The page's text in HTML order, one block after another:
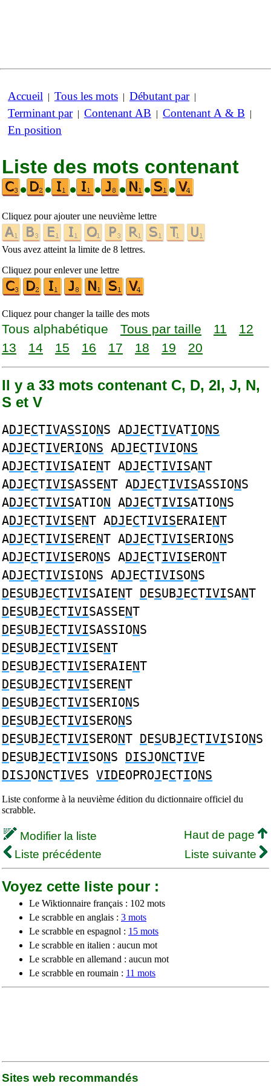
Accueil | Tous les mots | Débutant par|
Terminant par| Contenant AB | Contenant A & B |
En position
Liste des mots contenant
•
• • • • • •
Cliquez pour ajouter une neuvième lettre
Vous avez atteint la limite de 8 lettres.
Cliquez pour enlever une lettre
Cliquez pour changer la taille des mots
Tous alphabétique Tous par taille 11
12
13
14 15 16 17 18 19 20
Il y a 33 mots contenant C, D, 2I, J, N,
S et V
ADJECTIVASSIONS ADJECTIVATIONS
ADJECTIVERIONS ADJECTIVIONS
ADJECTIVISAIENT ADJECTIVISANT
ADJECTIVISASSENT ADJECTIVISASSIONS
ADJECTIVISATION ADJECTIVISATIONS
ADJECTIVISENT ADJECTIVISERAIENT
ADJECTIVISERENT ADJECTIVISERIONS
ADJECTIVISERONS ADJECTIVISERONT
ADJECTIVISIONS ADJECTIVISONS
DESUBJECTIVISAIENT DESUBJECTIVISANT
DESUBJECTIVISASSENT
DESUBJECTIVISASSIONS
DESUBJECTIVISENT
DESUBJECTIVISERAIENT
DESUBJECTIVISERENT
DESUBJECTIVISERIONS
DESUBJECTIVISERONS
DESUBJECTIVISERONT DESUBJECTIVISIONS
DESUBJECTIVISONS DISJONCTIVE
DISJONCTIVES VIDEOPROJECTIONS
Liste conforme à la neuvième édition du dictionnaire officiel du
scrabble.
Modifier la liste
Haut de page
Liste précédente
Liste suivante
Voyez cette liste pour :
Le Wiktionnaire français : 102 mots
Le scrabble en anglais : 3 mots
Le scrabble en espagnol : 15 mots
Le scrabble en italien : aucun mot
Le scrabble en allemand : aucun mot
Le scrabble en roumain : 11 mots
Sites web recommandés